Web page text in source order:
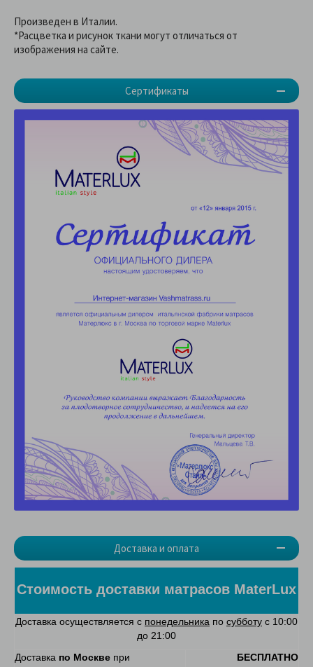
Сертификаты
Доставка и оплата
Произведен в Италии.
*Расцветка и рисунок ткани могут отличаться от
изображения на сайте.
Стоимость доставки матрасов MaterLux
Доставка осуществляется с понедельника по субботу с 10:00
до 21:00
Доставка по Москве при
БЕСПЛАТНО